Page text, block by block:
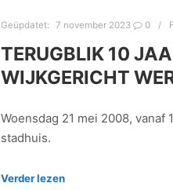
Geüpdatet: 7 november 2023 0
TERUGBLIK 10
WIJKGERICHT
Woensdag 21 mei 2008, vanaf
stadhuis.
Verder lezen